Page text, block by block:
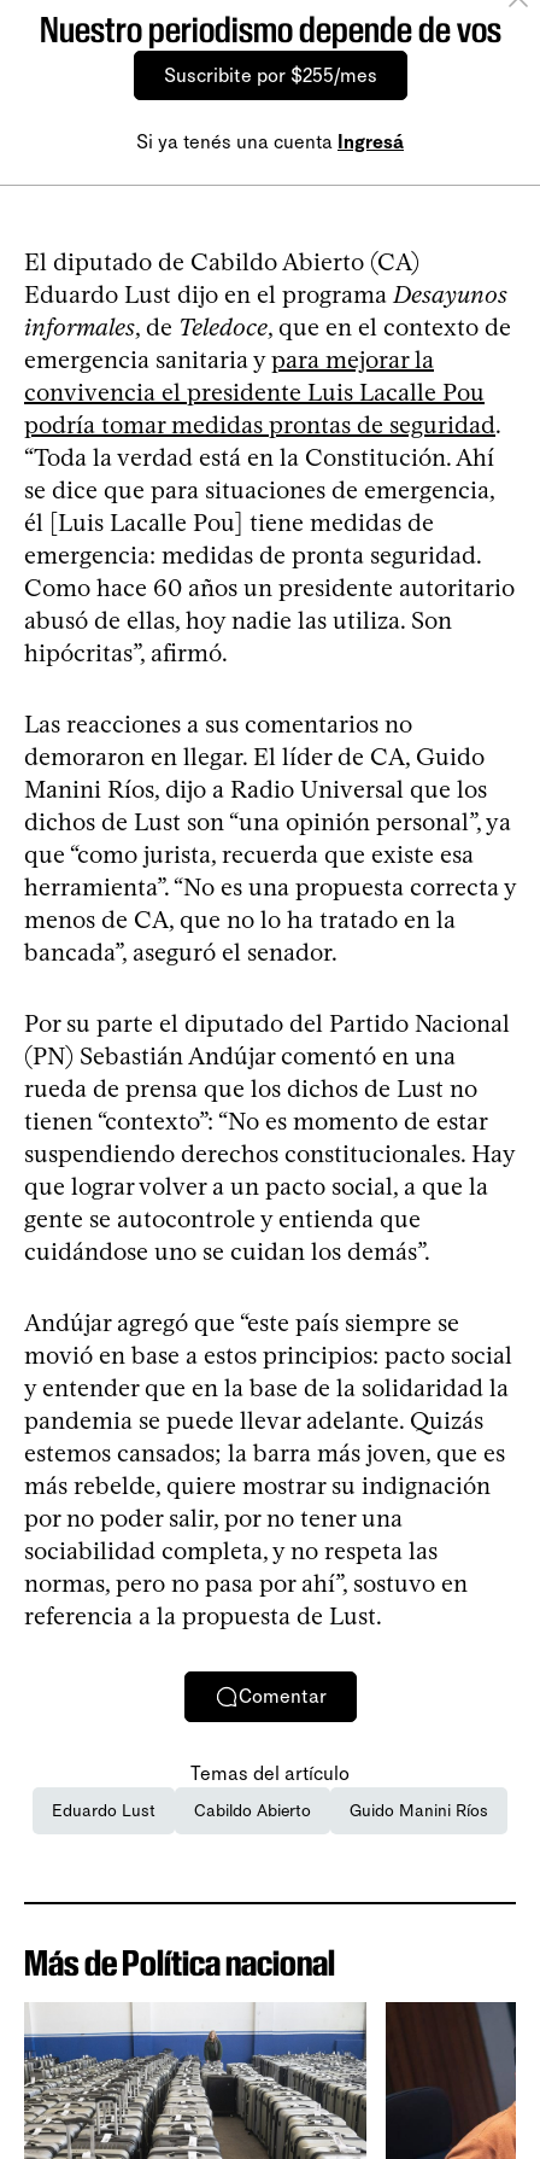
Nuestro periodismo depende de vos
Suscribite por $255/mes
Si ya tenés una cuenta Ingresá
El diputado de Cabildo Abierto (CA)
Eduardo Lust dijo en el programa Desayunos
informales, de Teledoce, que en el contexto de
emergencia sanitaria ypara mejorar la
convivencia el presidente Luis Lacalle Pou
podría tomar medidas prontas de seguridad.
“Toda la verdad está en la Constitución. Ahí
se dice que para situaciones de emergencia,
él [Luis Lacalle Pou] tiene medidas de
emergencia: medidas de pronta seguridad.
Como hace 60 años un presidente autoritario
abusó de ellas, hoy nadie las utiliza. Son
hipócritas”, afirmó.
Las reacciones a sus comentarios no
demoraron en llegar. El líder de CA, Guido
Manini Ríos, dijo a Radio Universal que los
dichos de Lust son “una opinión personal”, ya
que “como jurista, recuerda que existe esa
herramienta”. “No es una propuesta correcta y
menos de CA, que no lo ha tratado en la
bancada”, aseguró el senador.
Por su parte el diputado del Partido Nacional
(PN) Sebastián Andújar comentó en una
rueda de prensa que los dichos de Lust no
tienen “contexto”: “No es momento de estar
suspendiendo derechos constitucionales. Hay
que lograr volver a un pacto social, a que la
gente se autocontrole y entienda que
cuidándose uno se cuidan los demás”.
Andújar agregó que “este país siempre se
movió en base a estos principios: pacto social
y entender que en la base de la solidaridad la
pandemia se puede llevar adelante. Quizás
estemos cansados; la barra más joven, que es
más rebelde, quiere mostrar su indignación
por no poder salir, por no tener una
sociabilidad completa, y no respeta las
normas, pero no pasa por ahí”, sostuvo en
referencia a la propuesta de Lust.
Comentar
Temas del artículo
Eduardo Lust Cabildo Abierto Guido Manini Ríos
Más de Política nacional